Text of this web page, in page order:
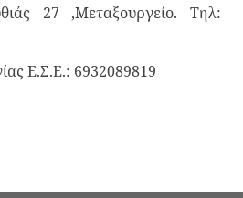
27 ,Μεταξουργείο. Tηλ:
Ε.Σ.Ε.: 6932089819